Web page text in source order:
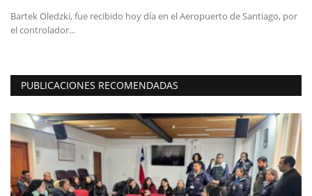
Bartek Oledzki, fue recibido hoy día en el Aeropuerto de Santiago, por
el controlador...
PUBLICACIONES RECOMENDADAS